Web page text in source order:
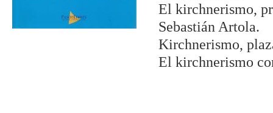
El kirchnerismo,
Sebastián Artola.
Kirchnerismo,
El kirchnerismo